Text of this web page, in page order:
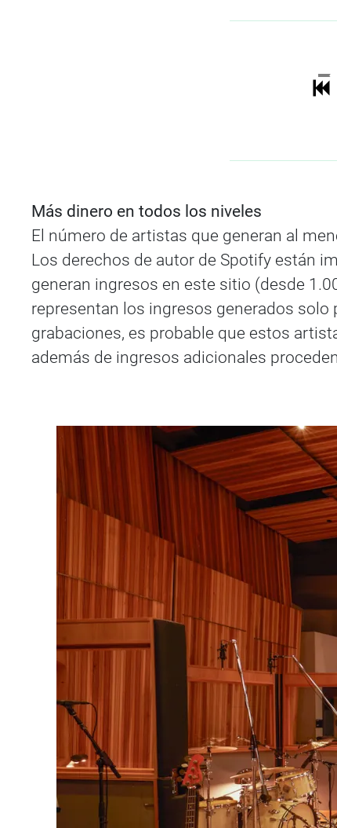
Más dinero en todos los niveles
El número de artistas que generan al
Los derechos de autor de Spotify están
generan ingresos en este sitio (desde
representan los ingresos generados
grabaciones, es probable que estos
además de ingresos adicionales